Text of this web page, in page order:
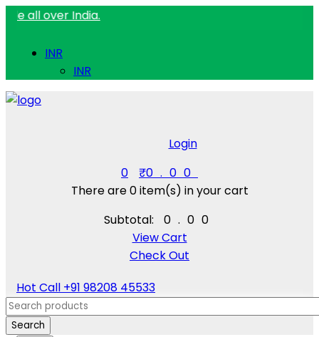
India.
INR
INR
Login
0
₹0.00
There are0 item(s) in your cart
Subtotal:
0.00
View Cart
Check Out
Hot Call +91 98208 45533
Search